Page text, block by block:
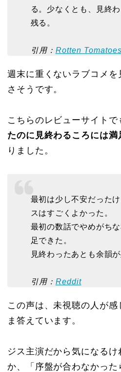
る。少なくとも、見終
残る。
引用： Rotten
週末に重くないラブコメを
さそうです。
こちらのレビューサイトで
たのに見終わるころには満
りました。
最初は少し不安だった
スはすごくよかった。
最初の数話でやめがち
足できた。
見終わったあとも余韻が
引用： Reddit
この声は、未視聴の人が感
ま答えています。
ジス主演だから気になる
か、「序盤が合わなかった